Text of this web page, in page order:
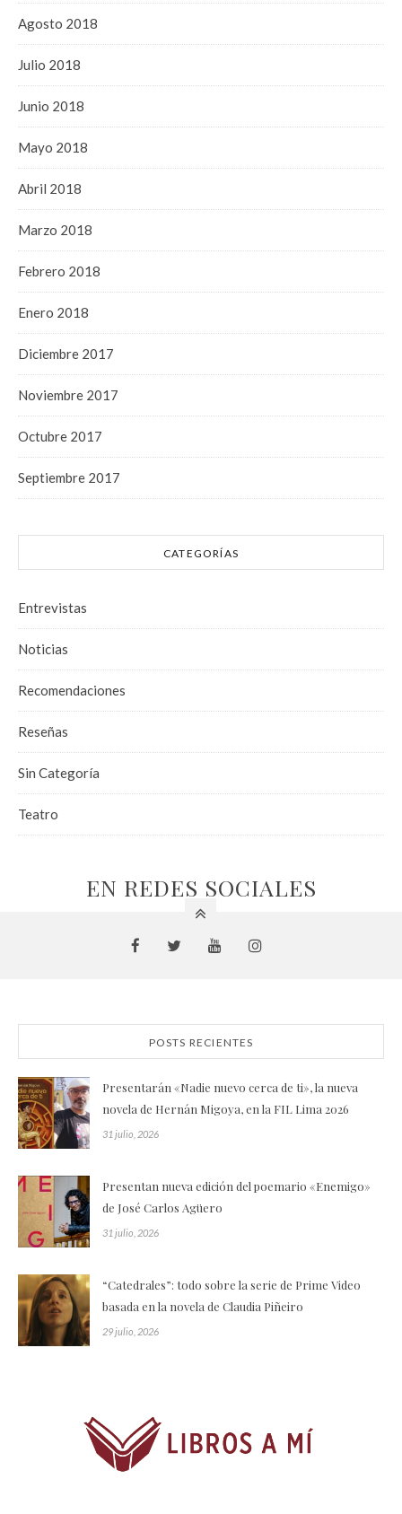
Agosto 2018
Julio 2018
Junio 2018
Mayo 2018
Abril 2018
Marzo 2018
Febrero 2018
Enero 2018
Diciembre 2017
Noviembre 2017
Octubre 2017
Septiembre 2017
CATEGORÍAS
Entrevistas
Noticias
Recomendaciones
Reseñas
Sin Categoría
Teatro
EN REDES SOCIALES
POSTS RECIENTES
Presentarán «Nadie nuevo cerca de ti», la nueva
novela de Hernán Migoya, en la FIL Lima 2026
31 julio, 2026
Presentan nueva edición del poemario «Enemigo»
de José Carlos Agüero
31 julio, 2026
“Catedrales”: todo sobre la serie de Prime Video
basada en la novela de Claudia Piñeiro
29 julio, 2026